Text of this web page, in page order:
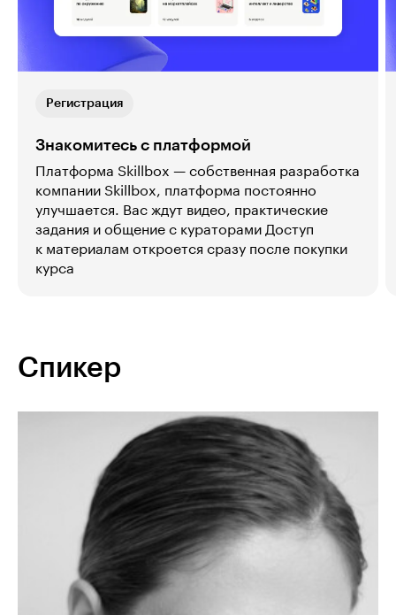
Регистрация
Знакомитесь с платформой
Платформа Skillbox — собственная разработка
компании Skillbox, платформа постоянно
улучшается. Вас ждут видео, практические
задания и общение с кураторами Доступ
к материалам откроется сразу после покупки
курса
Спикер